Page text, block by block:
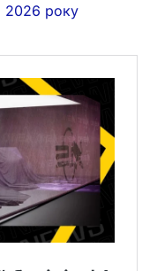
2026 року